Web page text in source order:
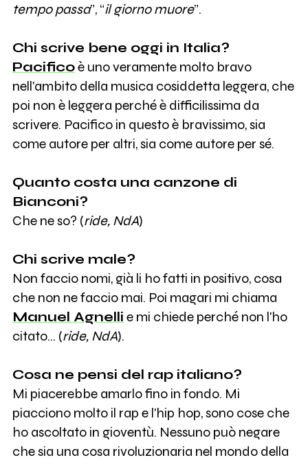
tempo passa”, “il giorno muore”.
Chi scrive bene oggi in Italia?
Pacificoè uno veramente molto bravo
nell'ambito della musica cosiddetta leggera, che
poi non è leggera perché è difficilissima da
scrivere. Pacifico in questo è bravissimo, sia
come autore per altri, sia come autore per sé.
Quanto costa una canzone di
Bianconi?
Che ne so? (ride, NdA)
Chi scrive male?
Non faccio nomi, già li ho fatti in positivo, cosa
che non ne faccio mai. Poi magari mi chiama
Manuel Agnelli e mi chiede perché non l'ho
citato... (ride, NdA).
Cosa ne pensi del rap italiano?
Mi piacerebbe amarlo fino in fondo. Mi
piacciono molto il rap e l'hip hop, sono cose che
ho ascoltato in gioventù. Nessuno può negare
che sia una cosa rivoluzionaria nel mondo della